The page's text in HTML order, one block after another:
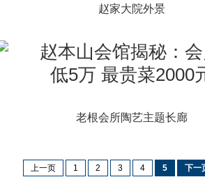
赵家大院外景
老根会所陶艺主题长廊
上一页 1 2 3 4 5 下一